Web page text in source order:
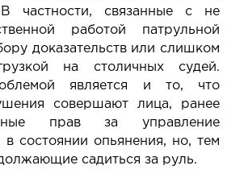
частности, связанные с не
работой патрульной
доказательств или слишком
на столичных судей.
является и то, что
совершают лица, ранее
прав за управление
в состоянии опьянения, но, тем
садиться за руль.